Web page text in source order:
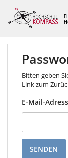
Bitten geben
Link zum
E-Mail-
SENDEN